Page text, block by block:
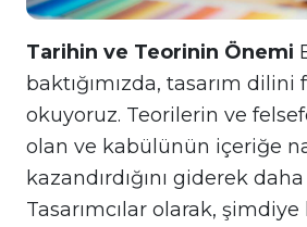
Tarihin ve Teorinin Önemi
baktığımızda, tasarım dilini
okuyoruz. Teorilerin ve
olan ve kabülünün içeriğe
kazandırdığını giderek
Tasarımcılar olarak, şimdiye